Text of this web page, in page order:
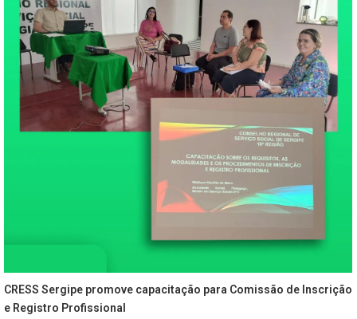
CRESS Sergipe promove capacitação para Comissão de Inscrição
e Registro Profissional